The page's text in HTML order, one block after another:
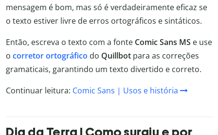
mensagem é bom, mas só é verdadeiramente eficaz se
o texto estiver livre de erros ortográficos e sintáticos.
Então, escreva o texto com a fonte Comic Sans MS e use
o corretor ortográfico do Quillbot para as correções
gramaticais, garantindo um texto divertido e correto.
Continuar leitura: Comic Sans | Usos e história